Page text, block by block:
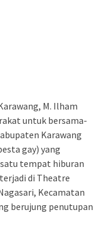
M. Ilham
untuk bersama-
Karawang
gay) yang
tempat hiburan
di Theatre
Kecamatan
berujung penutupan